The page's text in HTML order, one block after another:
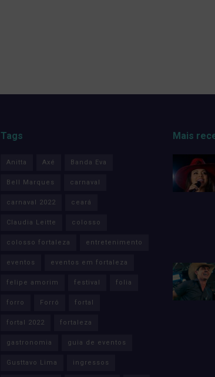
Tags
Anitta Axé Banda Eva
Bell Marques carnaval
carnaval 2022 ceará
Claudia Leitte colosso
colosso fortaleza entretenimento
eventos eventos em fortaleza
felipe amorim festival folia
forro Forró fortal
fortal 2022 fortaleza
gastronomia guia de eventos
Gusttavo Lima ingressos
Mais